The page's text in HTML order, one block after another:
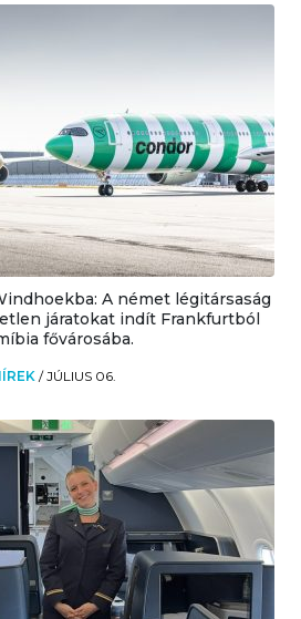
A német légitársaság
járatokat indít Frankfurtból
fővárosába.
/JÚLIUS 06.